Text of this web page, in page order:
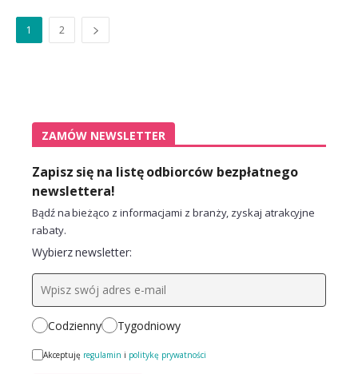
1 2
ZAMÓW NEWSLETTER
Zapisz się na listę odbiorców bezpłatnego
newslettera!
Bądź na bieżąco z informacjami z branży, zyskaj atrakcyjne
rabaty.
Wybierz newsletter:
Codzienny Tygodniowy
Akceptuję regulamin i politykę prywatności